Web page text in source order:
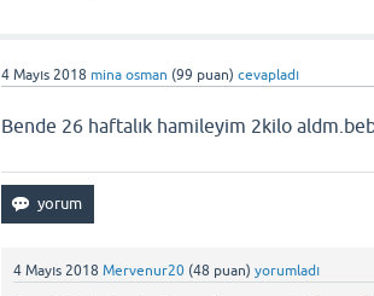
4 Mayıs 2018 mina osman (99 puan) cevapladı
Bende 26 haftalık hamileyim 2kilo
4 Mayıs 2018 Mervenur20 (48 puan) yorumladı